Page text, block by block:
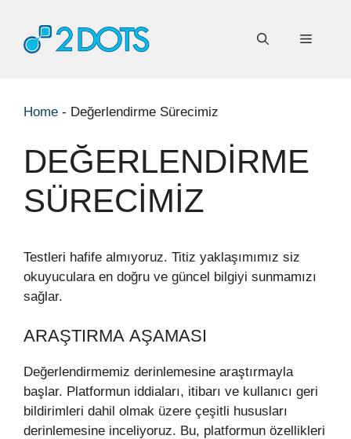
Menü
Home - Değerlendirme Sürecimiz
DEĞERLENDIRME
SÜRECIMIZ
Testleri hafife almıyoruz. Titiz yaklaşımımız siz
okuyuculara en doğru ve güncel bilgiyi sunmamızı
sağlar.
ARAŞTIRMA AŞAMASI
Değerlendirmemiz derinlemesine araştırmayla
başlar. Platformun iddiaları, itibarı ve kullanıcı geri
bildirimleri dahil olmak üzere çeşitli hususları
derinlemesine inceliyoruz. Bu, platformun özellikleri